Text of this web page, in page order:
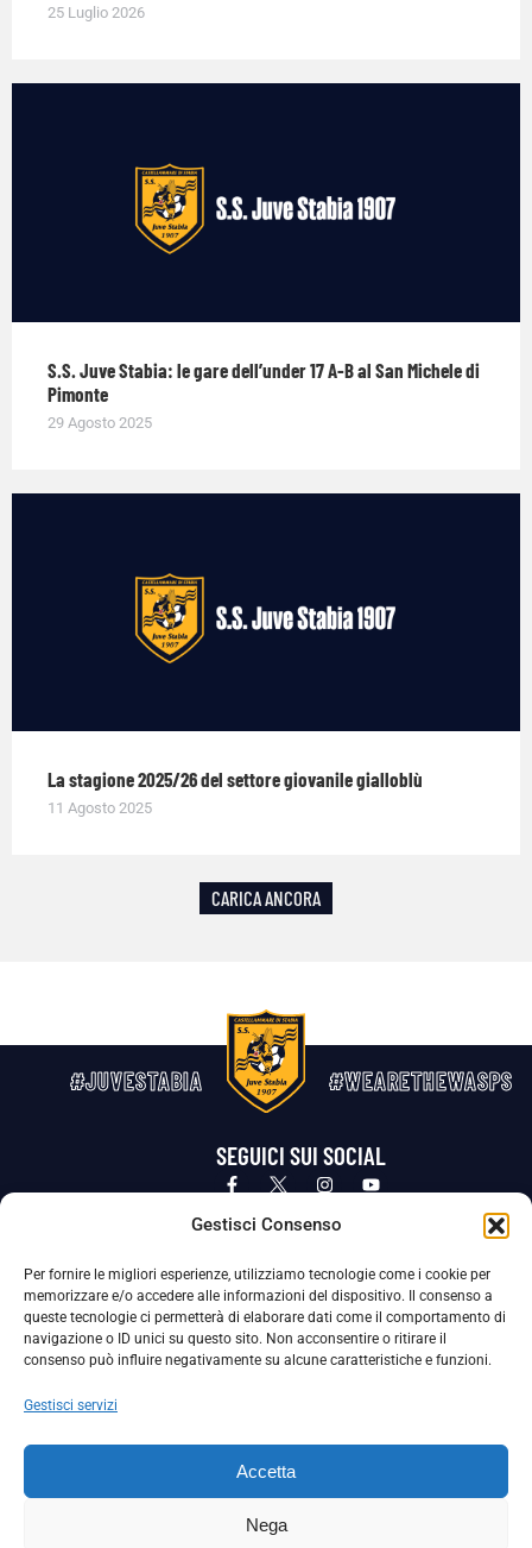
Gestisci Consenso
Per fornire le migliori esperienze, utilizziamo tecnologie come i cookie per
memorizzare e/o accedere alle informazioni del dispositivo. Il consenso a
queste tecnologie ci permetterà di elaborare dati come il comportamento di
navigazione o ID unici su questo sito. Non acconsentire o ritirare il
consenso può influire negativamente su alcune caratteristiche e funzioni.
Gestisci servizi
Accetta
Nega
25 Luglio 2026
S.S. Juve Stabia: le gare dell’under 17 A-B al San Michele di
Pimonte
29 Agosto 2025
La stagione 2025/26 del settore giovanile gialloblù
11 Agosto 2025
CARICA ANCORA
#JUVESTABIA #WEARETHEWASPS
SEGUICI SUI SOCIAL
Privacy Policy Cookie Policy
La Società ha nominato il Responsabile della Protezione dei Dati Personali (DPO), figura specializzata che vigila sulle modalità
adottate dalla nostra Società per tutelare i Suoi dati personali.
Per contattare il DPO può scrivere a
La Società ha inoltre adottato un proprio Codice Etico, consultabile al seguente link: